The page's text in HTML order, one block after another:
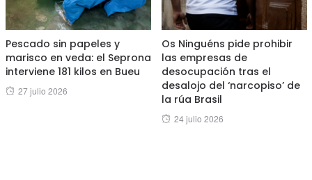
Pescado sin papeles y
marisco en veda: el Seprona
interviene 181 kilos en Bueu
Posted
27 julio 2026
Os Ninguéns pide prohibir
las empresas de
desocupación tras el
desalojo del ‘narcopiso’ de
la rúa Brasil
Posted
24 julio 2026